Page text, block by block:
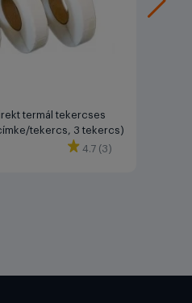
termál tekercses
tekercs, 3 tekercs)
4.7 (3)